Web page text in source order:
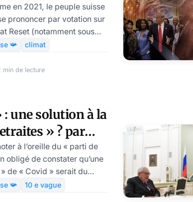
Modeste
en 2021, le peuple suisse
prononcer par votation sur
Reset (notamment sous
: covidisme et
en 2021, il s’est à nouveau,
prononcé en faveur du
📯
climat
de lecture
: une solution à la
» ? par
à l’oreille du « parti de
obligé de constater qu’une
de « Covid » serait du
de la
d’un mensonge qui
📯
10 e vague